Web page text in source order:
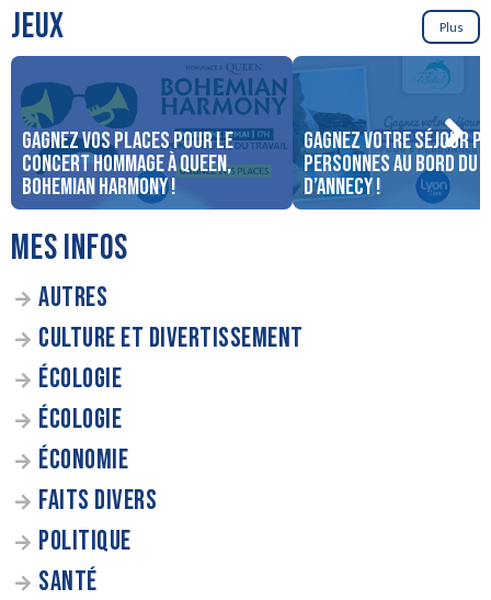
JEUX Plus
Gagnez vos places pour le
concert Hommage à Queen,
Bohemian Harmony !
Gagnez votre séjour
personnes au bord du
d’Annecy !
MES INFOS
AUTRES
CULTURE ET DIVERTISSEMENT
ÉCOLOGIE
ÉCOLOGIE
ÉCONOMIE
FAITS DIVERS
POLITIQUE
SANTÉ